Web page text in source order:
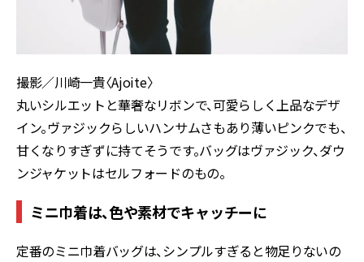
撮影／川崎一貴〈Ajoite〉
丸いシルエットと華奢なリボンで、可愛らしく上品なデザ
イン。ヴァジックらしいハンサムさもあり薄いピンクでも、
甘くなりすぎずに持てそうです。バッグはヴァジック、ダウ
ンジャケットはセルフォードのもの。
ミニ巾着は、色や素材でキャッチーに
定番のミニ巾着バッグは、シンプルすぎると物足りないの